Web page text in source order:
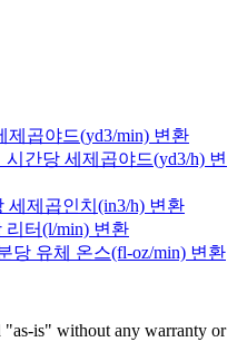
곱야드(yd3/min) 변환
간당 세제곱야드(yd3/h) 변
제곱인치(in3/h) 변환
터(l/min) 변환
당 유체 온스(fl-oz/min) 변환
"as-is" without any warranty or